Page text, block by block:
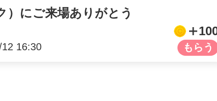
）にご来場ありがとう
16:30